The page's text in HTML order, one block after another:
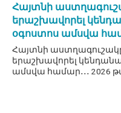
Հայտնի
երաշխավորել
օգոստոս ամսվա
Հայտնի աստղագուշակը
երաշխավորել
ամսվա համար․․․ 2026